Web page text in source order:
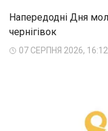
Напередодні Дня
чернігівок
07 СЕРПНЯ 2026, 16:12